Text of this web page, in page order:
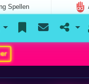
Spellen